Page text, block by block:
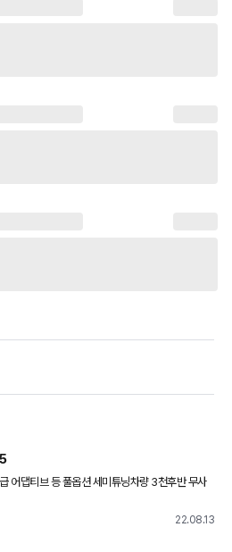
브 등 풀옵션 세미튜닝차량 3천후반 무사
22.08.13